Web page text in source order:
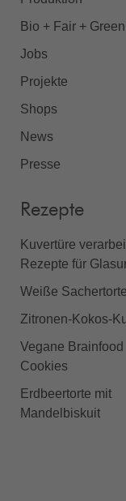
Bio + Fair + Green
Jobs
Projekte
Shops
News
Presse
Rezepte
Kuvertüre
Rezepte für
Weiße Sachertorte
Zitronen-Kokos-
Vegane Brainfood
Cookies
Erdbeertorte mit
Mandelbiskuit